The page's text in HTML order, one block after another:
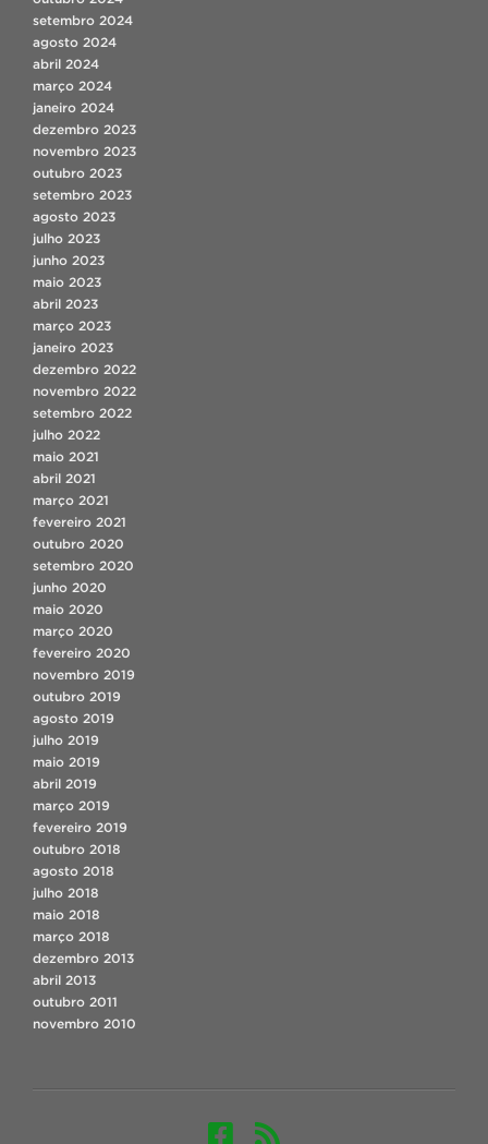
setembro 2024
agosto 2024
abril 2024
março 2024
janeiro 2024
dezembro 2023
novembro 2023
outubro 2023
setembro 2023
agosto 2023
julho 2023
junho 2023
maio 2023
abril 2023
março 2023
janeiro 2023
dezembro 2022
novembro 2022
setembro 2022
julho 2022
maio 2021
abril 2021
março 2021
fevereiro 2021
outubro 2020
setembro 2020
junho 2020
maio 2020
março 2020
fevereiro 2020
novembro 2019
outubro 2019
agosto 2019
julho 2019
maio 2019
abril 2019
março 2019
fevereiro 2019
outubro 2018
agosto 2018
julho 2018
maio 2018
março 2018
dezembro 2013
abril 2013
outubro 2011
novembro 2010